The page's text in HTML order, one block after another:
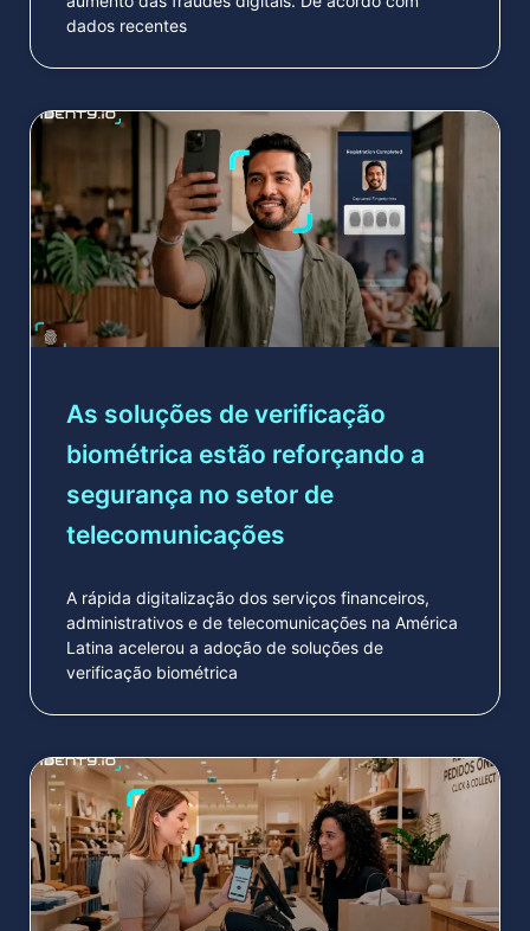
dados recentes
As soluções de verificação
biométrica estão reforçando a
segurança no setor de
telecomunicações
A rápida digitalização dos serviços financeiros,
administrativos e de telecomunicações na América
Latina acelerou a adoção de soluções de
verificação biométrica